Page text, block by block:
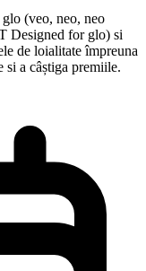
(veo, neo, neo
Designed for glo) si
de loialitate împreuna
si a câștiga premiile.